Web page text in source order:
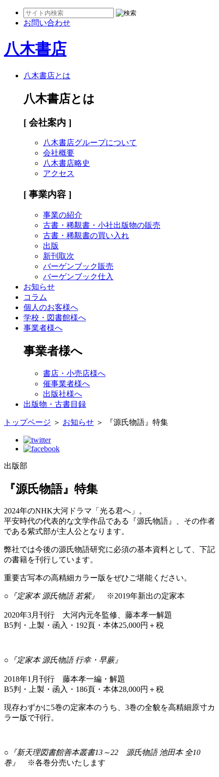
お問い合わせ
八木書店
八木書店とは
八木書店とは
[ 会社案内 ]
八木書店グループについて
会社概要
八木書店略史
アクセス
[ 事業内容 ]
事業の紹介
古書・稀覯書・小社出版物の販売
古書・稀覯書の買い入れ
出版
新刊取次
バーゲンブック販売
バーゲンブック仕入
お知らせ
コラム
個人のお客様へ
学校・図書館様へ
事業者様へ
事業者様へ
書店・小売店様へ
催事業者様へ
出版社様へ
出版物・古書目録
トップページ ＞ お知らせ ＞ 『源氏物語』特集
出版部
『源氏物語』特集
2024年のNHK大河ドラマ「光る君へ」。
平安時代の代表的な文学作品である『源氏物語』、その作者
である紫式部が主人公となります。
弊社では今後の源氏物語研究に必須の基本資料として、下記
の書籍を刊行しています。
重要古写本の高精細カラー版をぜひご堪能ください。
○『定家本 源氏物語 若紫』 ※2019年新出の定家本
2020年3月刊行 大河内元冬監修、藤本孝一解題
B5判・上製・函入・192頁・本体25,000円＋税
○『定家本 源氏物語 行幸・早蕨』
2018年1月刊行 藤本孝一編・解題
B5判・上製・函入・186頁・本体28,000円＋税
現存わずかに5巻の定家本のうち、3巻の全貌を高精細原寸カ
ラー版で刊行。
○『新天理図書館善本叢書13～22 源氏物語 池田本 全10
巻』
※各巻分売いたします